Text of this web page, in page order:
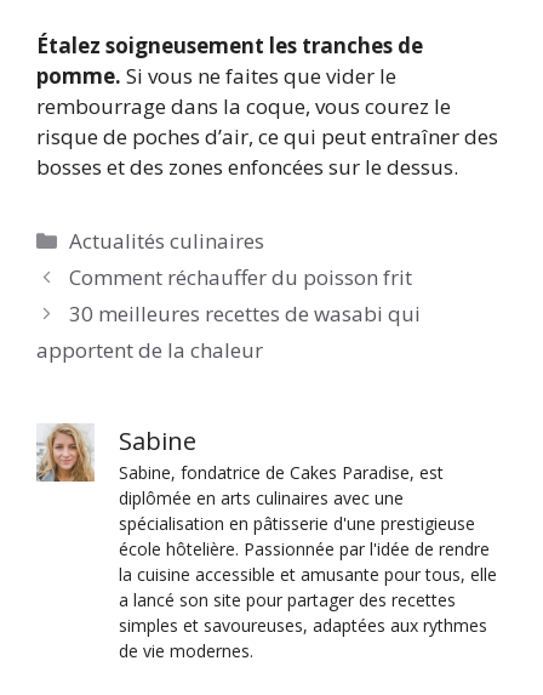
Étalez soigneusement les tranches de
pomme. Si vous ne faites que vider le
rembourrage dans la coque, vous courez le
risque de poches d’air, ce qui peut entraîner des
bosses et des zones enfoncées sur le dessus.
Catégories
Actualités culinaires
Comment réchauffer du poisson frit
30 meilleures recettes de wasabi qui
apportent de la chaleur
Sabine
Sabine, fondatrice de Cakes Paradise, est
diplômée en arts culinaires avec une
spécialisation en pâtisserie d'une prestigieuse
école hôtelière. Passionnée par l'idée de rendre
la cuisine accessible et amusante pour tous, elle
a lancé son site pour partager des recettes
simples et savoureuses, adaptées aux rythmes
de vie modernes.